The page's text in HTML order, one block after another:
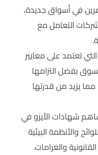
في أسواق جديدة،
التعامل مع
تعتمد على معايير
بفضل التزامها
مما يزيد من قدرتها
شهادات الأيزو في
والأنظمة البيئية
والغرامات.